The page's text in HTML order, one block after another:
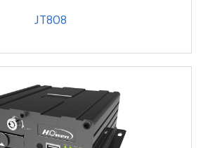
JT808